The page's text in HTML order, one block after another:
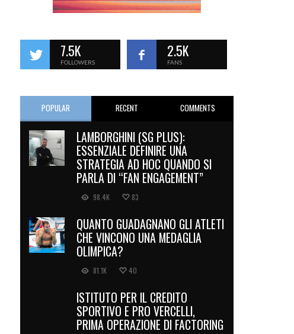
7.5K
FOLLOWERS
2.5K
FANS
POPULAR RECENT COMMENTS
LAMBORGHINI (SG PLUS):
ESSENZIALE DEFINIRE UNA
STRATEGIA AD HOC QUANDO SI
PARLA DI “FAN ENGAGEMENT”
98.4K 83
QUANTO GUADAGNANO GLI ATLETI
CHE VINCONO UNA MEDAGLIA
OLIMPICA?
81.1K 40
ISTITUTO PER IL CREDITO
SPORTIVO E PRO VERCELLI,
PRIMA OPERAZIONE DI FACTORING